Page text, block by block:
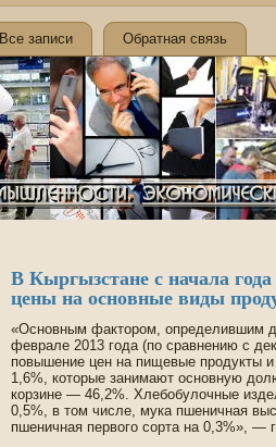
Все записи Обратная связь
В Кыргызстане с начала
цены на основные виды
«Основным фактором, опреде­лившим
феврале 2013 года (по сравнению с
повышение цен на пищевые продукты и
1,6%, которые занимают основную
корзине — 46,2%. Хлебобулочные
0,5%, в том числе, мука пшеничная
пшеничная первого сорта на 0,3%», —